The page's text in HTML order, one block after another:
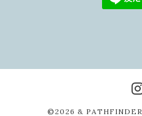
©2026 & PATHFINDER